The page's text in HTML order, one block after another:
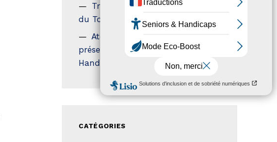
Trophées Horizons – Acteurs
du Tourisme Durable
Atout France – flyer
présentation label Tourisme &
Handicap
CATÉGORIES